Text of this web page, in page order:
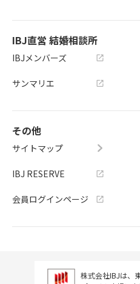
IBJ直営 結婚相談所
IBJメンバーズ
サンマリエ
その他
サイトマップ
IBJ RESERVE
会員ログインページ
株式会社IBJは、